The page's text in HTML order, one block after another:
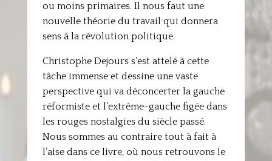
ou moins primaires. Il nous faut une
nouvelle théorie du travail qui donnera
sens à la révolution politique.
Christophe Dejours s’est attelé à cette
tâche immense et dessine une vaste
perspective qui va déconcerter la gauche
réformiste et l’extrême-gauche figée dans
les rouges nostalgies du siècle passé.
Nous sommes au contraire tout à fait à
l’aise dans ce livre, où nous retrouvons le